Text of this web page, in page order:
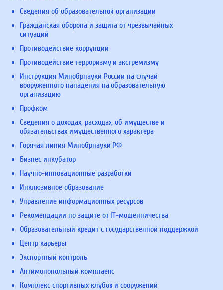
Сведения об образовательной организации
Гражданская оборона и защита от чрезвычайных
ситуаций
Противодействие коррупции
Противодействие терроризму и экстремизму
Инструкция Минобрнауки России на случай
вооруженного нападения на образовательную
организацию
Профком
Сведения о доходах, расходах, об имуществе и
обязательствах имущественного характера
Горячая линия Минобрнауки РФ
Бизнес инкубатор
Научно-инновационные разработки
Инклюзивное образование
Управление информационных ресурсов
Рекомендации по защите от IT-мошенничества
Образовательный кредит с государственной поддержкой
Центр карьеры
Экспортный контроль
Антимонопольный комплаенс
Комплекс спортивных клубов и сооружений